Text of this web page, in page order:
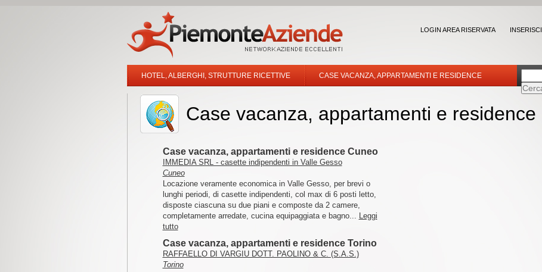
LOGIN AREA RISERVATA INSERISCI
HOTEL, ALBERGHI, STRUTTURE RICETTIVE CASE VACANZA, APPARTAMENTI E RESIDENCE
Case vacanza, appartamenti e residence
Case vacanza, appartamenti e residence Cuneo
IMMEDIA SRL - casette indipendenti in Valle Gesso
Cuneo
Locazione veramente economica in Valle Gesso, per brevi o
lunghi periodi, di casette indipendenti, col max di 6 posti letto,
disposte ciascuna su due piani e composte da 2 camere,
completamente arredate, cucina equipaggiata e bagno... Leggi
tutto
Case vacanza, appartamenti e residence Torino
RAFFAELLO DI VARGIU DOTT. PAOLINO & C. (S.A.S.)
Torino